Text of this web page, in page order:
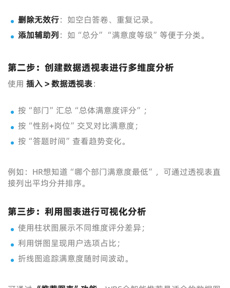
删除无效行：如空白答卷、重复记录。
添加辅助列：如“总分”“满意度等级”等便于分类。
第二步：创建数据透视表进行多维度分析
使用 插入 > 数据透视表：
按“部门”汇总“总体满意度评分”；
按“性别+岗位”交叉对比满意度；
按“答题时间”查看趋势变化。
例如：HR想知道“哪个部门满意度最低”，可通过透视表直
接列出平均分并排序。
第三步：利用图表进行可视化分析
使用柱状图展示不同维度评分差异；
利用饼图呈现用户选项占比；
折线图追踪满意度随时间波动。